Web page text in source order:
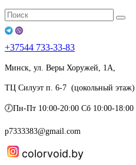
+37544 733-33-83
Минск, ул. Веры Хоружей, 1А,
ТЦ Силуэт п. 6-7 (цокольный этаж)
🕖Пн-Пт 10:00-20:00 Сб 10:00-18:00
p7333383@gmail.com
colorvoid.by